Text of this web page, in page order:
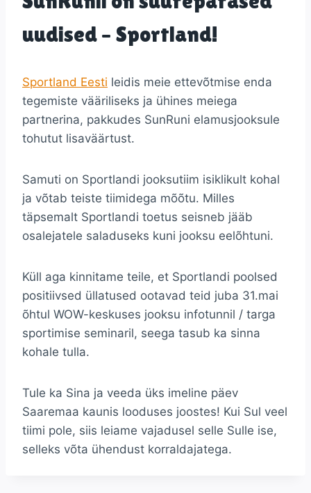
uudised – Sportland!
Sportland Eesti leidis meie ettevõtmise enda
tegemiste vääriliseks ja ühines meiega
partnerina, pakkudes SunRuni elamusjooksule
tohutut lisaväärtust.
Samuti on Sportlandi jooksutiim isiklikult kohal
ja võtab teiste tiimidega mõõtu. Milles
täpsemalt Sportlandi toetus seisneb jääb
osalejatele saladuseks kuni jooksu eelõhtuni.
Küll aga kinnitame teile, et Sportlandi poolsed
positiivsed üllatused ootavad teid juba 31.mai
õhtul WOW-keskuses jooksu infotunnil / targa
sportimise seminaril, seega tasub ka sinna
kohale tulla.
Tule ka Sina ja veeda üks imeline päev
Saaremaa kaunis looduses joostes! Kui Sul veel
tiimi pole, siis leiame vajadusel selle Sulle ise,
selleks võta ühendust korraldajatega.